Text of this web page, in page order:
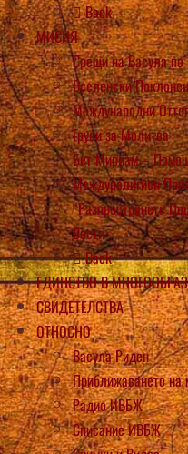
Back
МИСИЯ
Срещи на Васула по
Вселенски
Международни
Групи за Молитва
Бет Мириам –
Междурелигиен
“Разпространете
Вести
Back
ЕДИНСТВО В
СВИДЕТЕЛСТВА
ОТНОСНО
Васула Риден
Приближаването на
Радио ИВБЖ
Списание ИВБЖ